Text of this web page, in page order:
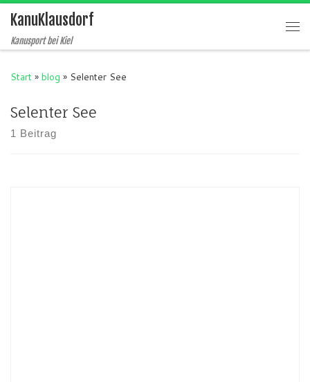
Zum Inhalt springen
KanuKlausdorf
Kanusport bei Kiel
Start » blog » Selenter See
Selenter See
1 Beitrag